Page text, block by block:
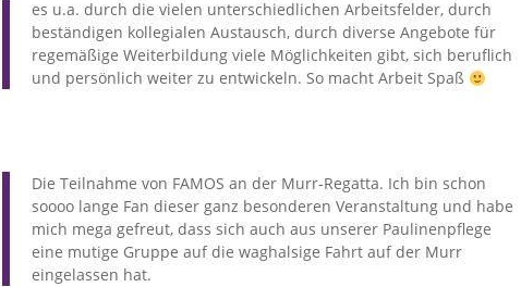
es u.a. durch die vielen unterschiedlichen Arbeitsfelder, durch
beständigen kollegialen Austausch, durch diverse Angebote für
regemäßige Weiterbildung viele Möglichkeiten gibt, sich beruflich
und persönlich weiter zu entwickeln. So macht Arbeit Spaß
Die Teilnahme von FAMOS an der Murr-Regatta. Ich bin schon
soooo lange Fan dieser ganz besonderen Veranstaltung und habe
mich mega gefreut, dass sich auch aus unserer Paulinenpflege
eine mutige Gruppe auf die waghalsige Fahrt auf der Murr
eingelassen hat.